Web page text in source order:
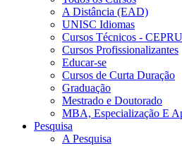
A Distância (EAD)
UNISC Idiomas
Cursos Técnicos - CEPRU
Cursos Profissionalizantes
Educar-se
Cursos de Curta Duração
Graduação
Mestrado e Doutorado
MBA, Especialização E
Pesquisa
A Pesquisa